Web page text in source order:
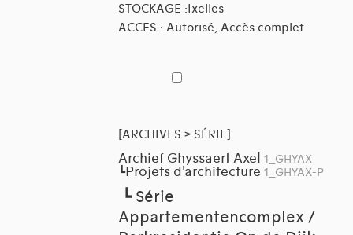
STOCKAGE :Ixelles
ACCES : Autorisé, Accès complet
[ARCHIVES > SÉRIE]
Archief Ghyssaert Axel 1_GHYAX
┗Projets d'architecture 1_GHYAX-P
┗ Série
Appartementencomplex /